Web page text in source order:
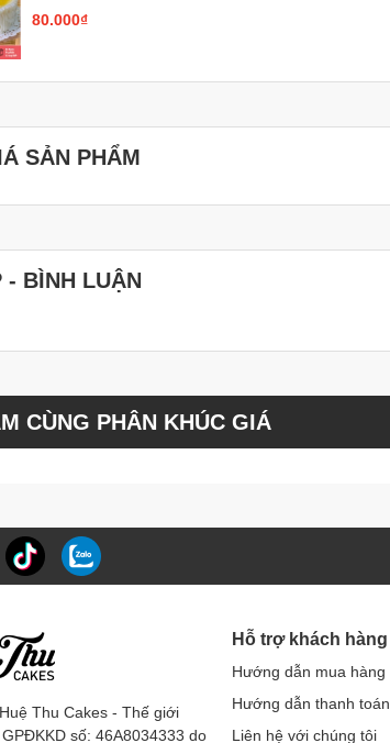
80.000₫
SẢN PHẨM
- BÌNH LUẬN
CÙNG PHÂN KHÚC GIÁ
Thu Cakes - Thế giới
số: 46A8034333 do
Hỗ trợ khách hàng
Hướng dẫn mua hàng
Hướng dẫn thanh toán
Liên hệ với chúng tôi